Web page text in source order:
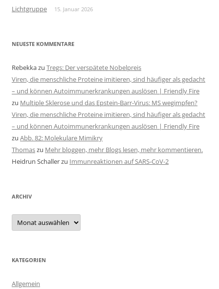
Lichtgruppe 15. Januar 2026
NEUESTE KOMMENTARE
Rebekkazu Tregs: Der verspätete Nobelpreis
Viren, die menschliche Proteine imitieren, sind häufiger als gedacht
– und können Autoimmunerkrankungen auslösen | Friendly Fire
zu Multiple Sklerose und das Epstein-Barr-Virus: MS wegimpfen?
Viren, die menschliche Proteine imitieren, sind häufiger als gedacht
– und können Autoimmunerkrankungen auslösen | Friendly Fire
zu Abb. 82: Molekulare Mimikry
Thomaszu Mehr bloggen, mehr Blogs lesen, mehr kommentieren.
Heidrun Schallerzu Immunreaktionen auf SARS-CoV-2
ARCHIV
Archiv
KATEGORIEN
Allgemein